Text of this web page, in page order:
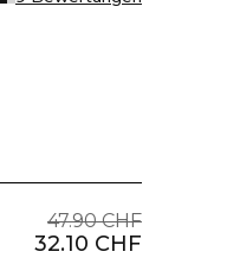
47.90 CHF
32.10 CHF